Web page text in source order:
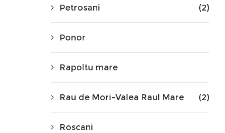
Petrosani (2)
Ponor
Rapoltu mare
Rau de Mori-Valea Raul Mare (2)
Roscani